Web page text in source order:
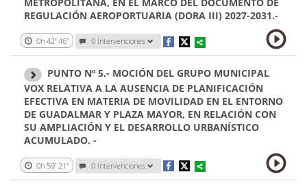
METROPOLITANA, EN EL MARCO DEL DOCUMENTO DE
REGULACIÓN AEROPORTUARIA (DORA III) 2027-2031.-
0h 42' 46'' 0 Intervenciones
PUNTO Nº 5.- MOCIÓN DEL GRUPO MUNICIPAL
VOX RELATIVA A LA AUSENCIA DE PLANIFICACIÓN
EFECTIVA EN MATERIA DE MOVILIDAD EN EL ENTORNO
DE GUADALMAR Y PLAZA MAYOR, EN RELACIÓN CON
SU AMPLIACIÓN Y EL DESARROLLO URBANÍSTICO
ACUMULADO. -
0h 59' 21'' 0 Intervenciones